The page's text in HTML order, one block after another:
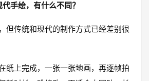
手绘，有什么不同？
但传统和现代的制作方式已经差别很
纸上完成，一张一张地画，再逐帧拍